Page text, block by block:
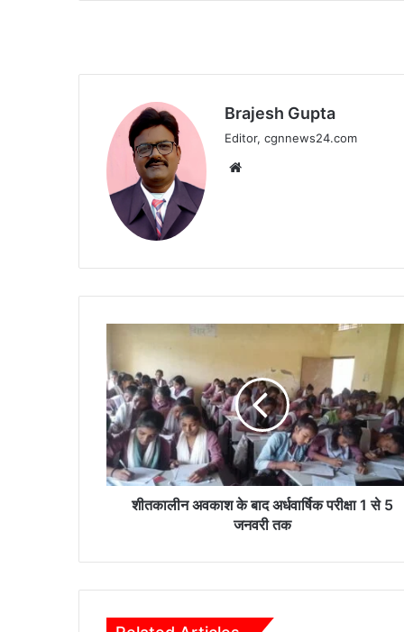
Brajesh Gupta
Editor, cgnnews24.com
के
बाद
अर्धवार्षिक
परीक्षा
1
से
5
जनवरीशीतकालीन अवकाश के बाद अर्धवार्षिक परीक्षा 1 से 5
जनवरी तक